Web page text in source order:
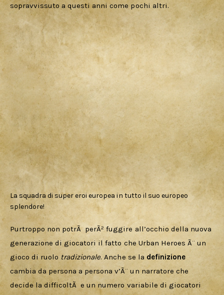
sopravvissuto a questi anni come pochi altri.
La squadra di super eroi europea in tutto il suo europeo
splendore!
Purtroppo non potrÃ  perÃ² fuggire all’occhio della nuova
generazione di giocatori il fatto che Urban Heroes Ã¨ un
gioco di ruolo tradizionale. Anche se la definizione
cambia da persona a persona v’Ã¨ un narratore che
decide la difficoltÃ  e un numero variabile di giocatori